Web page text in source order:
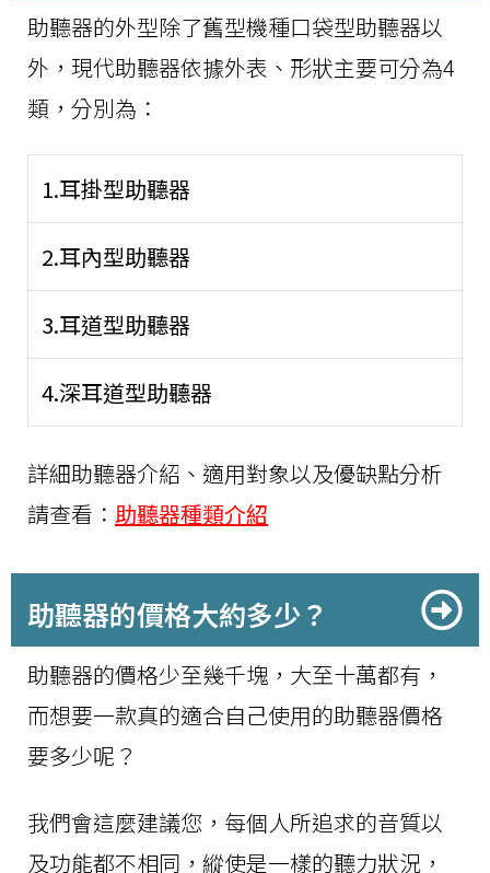
助聽器的外型除了舊型機種口袋型助聽器以
外，現代助聽器依據外表、形狀主要可分為4
類，分別為：
1.耳掛型助聽器
2.耳內型助聽器
3.耳道型助聽器
4.深耳道型助聽器
詳細助聽器介紹、適用對象以及優缺點分析
請查看： 助聽器種類介紹
助聽器的價格大約多少？
助聽器的價格少至幾千塊，大至十萬都有，
而想要一款真的適合自己使用的助聽器價格
要多少呢？
我們會這麼建議您，每個人所追求的音質以
及功能都不相同，縱使是一樣的聽力狀況，